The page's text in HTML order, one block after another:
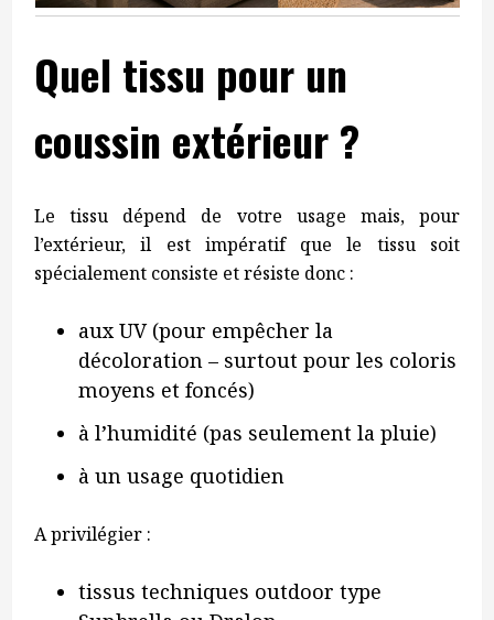
Quel tissu pour un
coussin extérieur ?
Le tissu dépend de votre usage mais, pour
l’extérieur, il est impératif que le tissu soit
spécialement consiste et résiste donc :
aux UV (pour empêcher la
décoloration – surtout pour les coloris
moyens et foncés)
à l’humidité (pas seulement la pluie)
à un usage quotidien
A privilégier :
tissus techniques outdoor type